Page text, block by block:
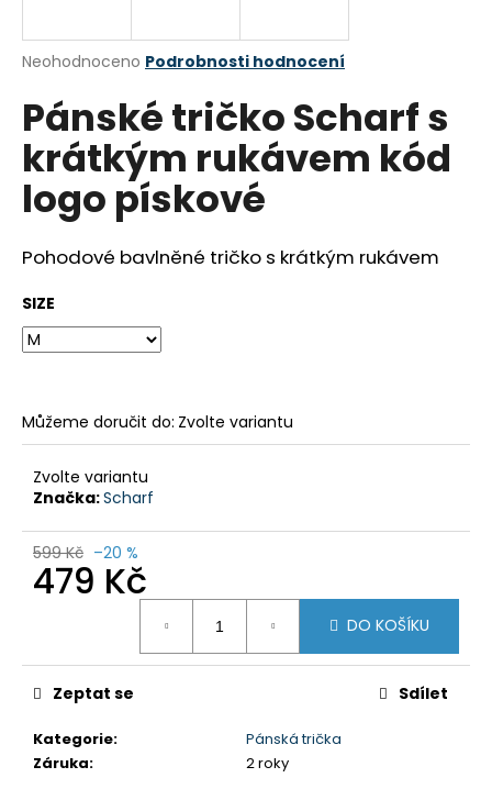
Průměrné
produktu
je
0,0
5
hvězdiček.
Neohodnoceno Podrobnosti hodnocení
Pánské tričko Scharf s
krátkým rukávem kód
logo pískové
Pohodové bavlněné tričko s krátkým rukávem
SIZE
Můžeme doručit do: Zvolte variantu
Zvolte variantu
Značka:Scharf
599 Kč –20 %
479 Kč
DO KOŠÍKU
Kategorie:
Pánská trička
Záruka: 2 roky
Zeptat se Sdílet
j
t
?
HLEDAT
D
o
r
u
č
m
3/4
MISSY
NBSLP4242B
ČERNÉ